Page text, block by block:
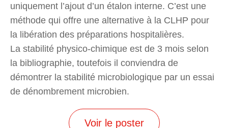
uniquement l’ajout d’un étalon interne. C’est une
méthode qui offre une alternative à la CLHP pour
la libération des préparations hospitalières.
La stabilité physico-chimique est de 3 mois selon
la bibliographie, toutefois il conviendra de
démontrer la stabilité microbiologique par un essai
de dénombrement microbien.
Voir le poster